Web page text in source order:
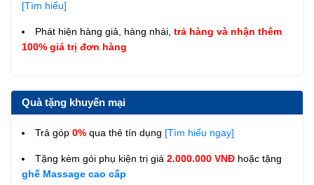
[Tìm hiểu]
Phát hiện hàng giả, hàng nhái, trả hàng và nhận thêm
100% giá trị đơn hàng
Quà tặng khuyến mại
Trả góp 0% qua thẻ tín dụng [Tìm hiểu ngay]
Tặng kèm gói phụ kiện trị giá 2.000.000 VNĐ hoặc tặng
ghế Massage cao cấp